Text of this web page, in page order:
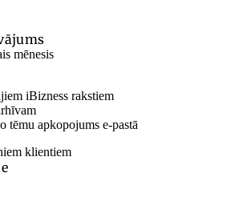
mēnesis
iBizness rakstiem
tēmu apkopojums e-pastā
klientiem